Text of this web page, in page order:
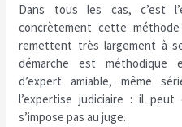
Dans tous les cas, c’est
concrètement cette
remettent très largement à
démarche est méthodique
d’expert amiable, même
l’expertise judiciaire : il
s’impose pas au juge.